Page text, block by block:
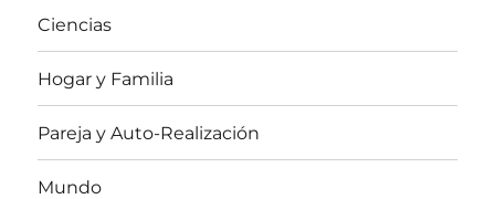
Ciencias
Hogar y Familia
Pareja y Auto-Realización
Mundo